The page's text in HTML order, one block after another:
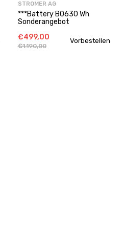
STROMER AG
***Battery B0630 Wh
Sonderangebot
€499,00
€1.190,00
Vorbestellen